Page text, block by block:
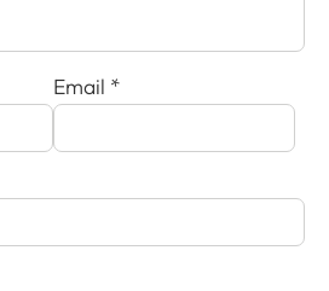
Email *